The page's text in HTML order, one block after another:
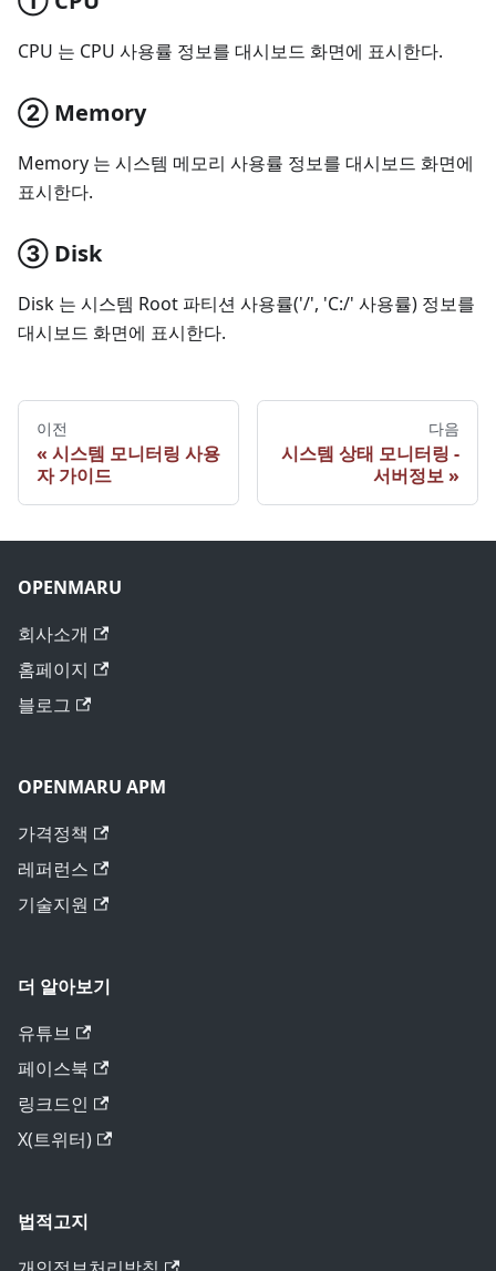
CPU 는 CPU 사용률 정보를 대시보드 화면에 표시한다.
② Memory
Memory 는 시스템 메모리 사용률 정보를 대시보드 화면에
표시한다.
③ Disk
Disk 는 시스템 Root 파티션 사용률('/', 'C:/' 사용률) 정보를
대시보드 화면에 표시한다.
이전
시스템 모니터링 사용
자 가이드
다음
시스템 상태 모니터링 -
서버정보
OPENMARU
회사소개
홈페이지
블로그
OPENMARU APM
가격정책
레퍼런스
기술지원
더 알아보기
유튜브
페이스북
링크드인
X(트위터)
법적고지